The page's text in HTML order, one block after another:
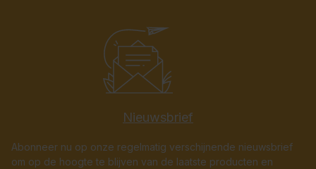
Nieuwsbrief
Abonneer nu op onze regelmatig verschijnende nieuwsbrief
om op de hoogte te blijven van de laatste producten en